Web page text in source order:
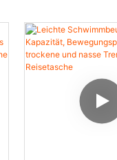
Sportbeutel,
Und Nasse